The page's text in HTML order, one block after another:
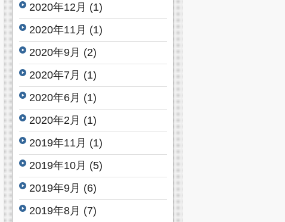
2020年12月 (1)
2020年11月 (1)
2020年9月 (2)
2020年7月 (1)
2020年6月 (1)
2020年2月 (1)
2019年11月 (1)
2019年10月 (5)
2019年9月 (6)
2019年8月 (7)